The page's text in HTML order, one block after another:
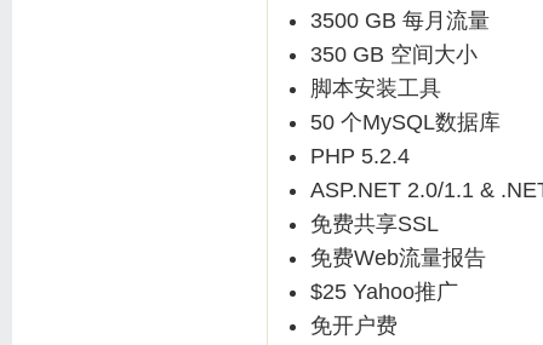
3500 GB 每月流量
350 GB 空间大小
脚本安装工具
50 个MySQL数据库
PHP 5.2.4
ASP.NET 2.0/1.1 &
免费共享SSL
免费Web流量报告
$25 Yahoo推广
免开户费